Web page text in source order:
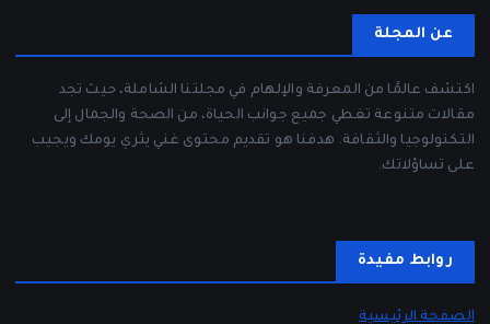
عن المجلة
اكتشف عالمًا من المعرفة والإلهام في مجلتنا الشاملة، حيث تجد
مقالات متنوعة تغطي جميع جوانب الحياة، من الصحة والجمال إلى
التكنولوجيا والثقافة. هدفنا هو تقديم محتوى غني يثري يومك ويجيب
على تساؤلاتك.
روابط مفيدة
الصفحة الرئيسية